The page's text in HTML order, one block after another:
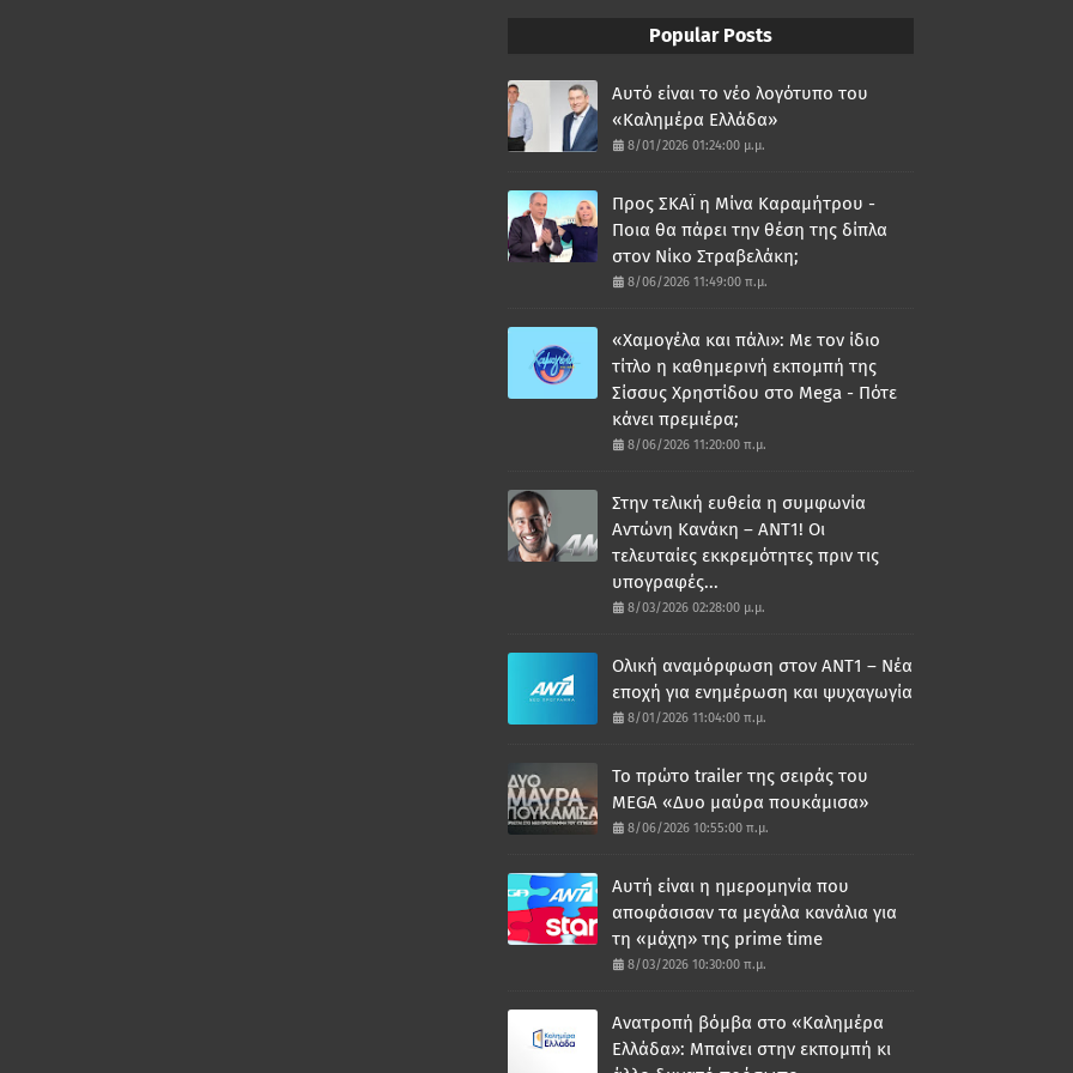
Popular Posts
Αυτό είναι το νέο λογότυπο του
«Καλημέρα Ελλάδα»
8/01/2026 01:24:00 μ.μ.
Προς ΣΚΑΪ η Μίνα Καραμήτρου -
Ποια θα πάρει την θέση της δίπλα
στον Νίκο Στραβελάκη;
8/06/2026 11:49:00 π.μ.
«Χαμογέλα και πάλι»: Με τον ίδιο
τίτλο η καθημερινή εκπομπή της
Σίσσυς Χρηστίδου στο Mega - Πότε
κάνει πρεμιέρα;
8/06/2026 11:20:00 π.μ.
Στην τελική ευθεία η συμφωνία
Αντώνη Κανάκη – ΑΝΤ1! Οι
τελευταίες εκκρεμότητες πριν τις
υπογραφές...
8/03/2026 02:28:00 μ.μ.
Ολική αναμόρφωση στον ΑΝΤ1 – Νέα
εποχή για ενημέρωση και ψυχαγωγία
8/01/2026 11:04:00 π.μ.
Το πρώτο trailer της σειράς του
MEGA «Δυο μαύρα πουκάμισα»
8/06/2026 10:55:00 π.μ.
Αυτή είναι η ημερομηνία που
αποφάσισαν τα μεγάλα κανάλια για
τη «μάχη» της prime time
8/03/2026 10:30:00 π.μ.
Ανατροπή βόμβα στο «Καλημέρα
Ελλάδα»: Μπαίνει στην εκπομπή κι